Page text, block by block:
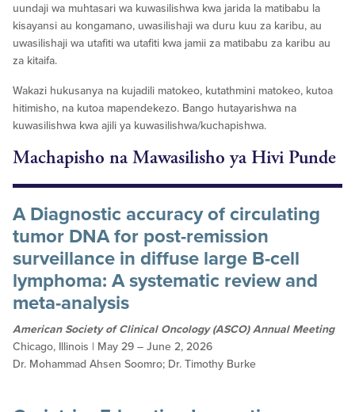
uundaji wa muhtasari wa kuwasilishwa kwa jarida la matibabu la
kisayansi au kongamano, uwasilishaji wa duru kuu za karibu, au
uwasilishaji wa utafiti wa utafiti kwa jamii za matibabu za karibu au
za kitaifa.
Wakazi hukusanya na kujadili matokeo, kutathmini matokeo, kutoa
hitimisho, na kutoa mapendekezo. Bango hutayarishwa na
kuwasilishwa kwa ajili ya kuwasilishwa/kuchapishwa.
Machapisho na Mawasilisho ya Hivi Punde
A Diagnostic accuracy of circulating
tumor DNA for post-remission
surveillance in diffuse large B-cell
lymphoma: A systematic review and
meta-analysis
American Society of Clinical Oncology (ASCO) Annual Meeting
Chicago, Illinois | May 29 – June 2, 2026
Dr. Mohammad Ahsen Soomro; Dr. Timothy Burke